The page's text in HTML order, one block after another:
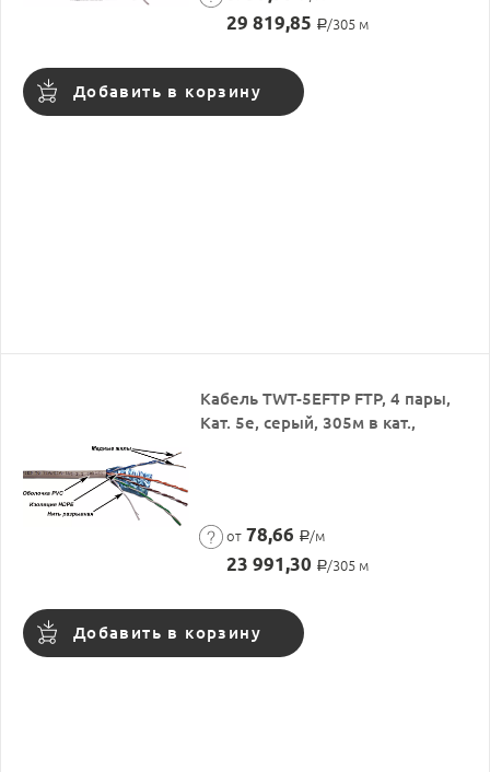
29 819,85 Р/305 м
Добавить в корзину
Кабель TWT-5EFTP FTP, 4 пары,
Кат. 5e, серый, 305м в кат.,
от 78,66 Р/м
23 991,30 Р/305 м
Добавить в корзину